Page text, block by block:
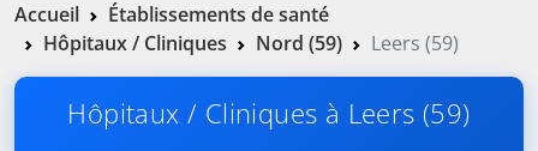
Accueil
Établissements de santé
Hôpitaux / Cliniques
Nord (59) Leers (59)
Hôpitaux / Cliniques à Leers (59)